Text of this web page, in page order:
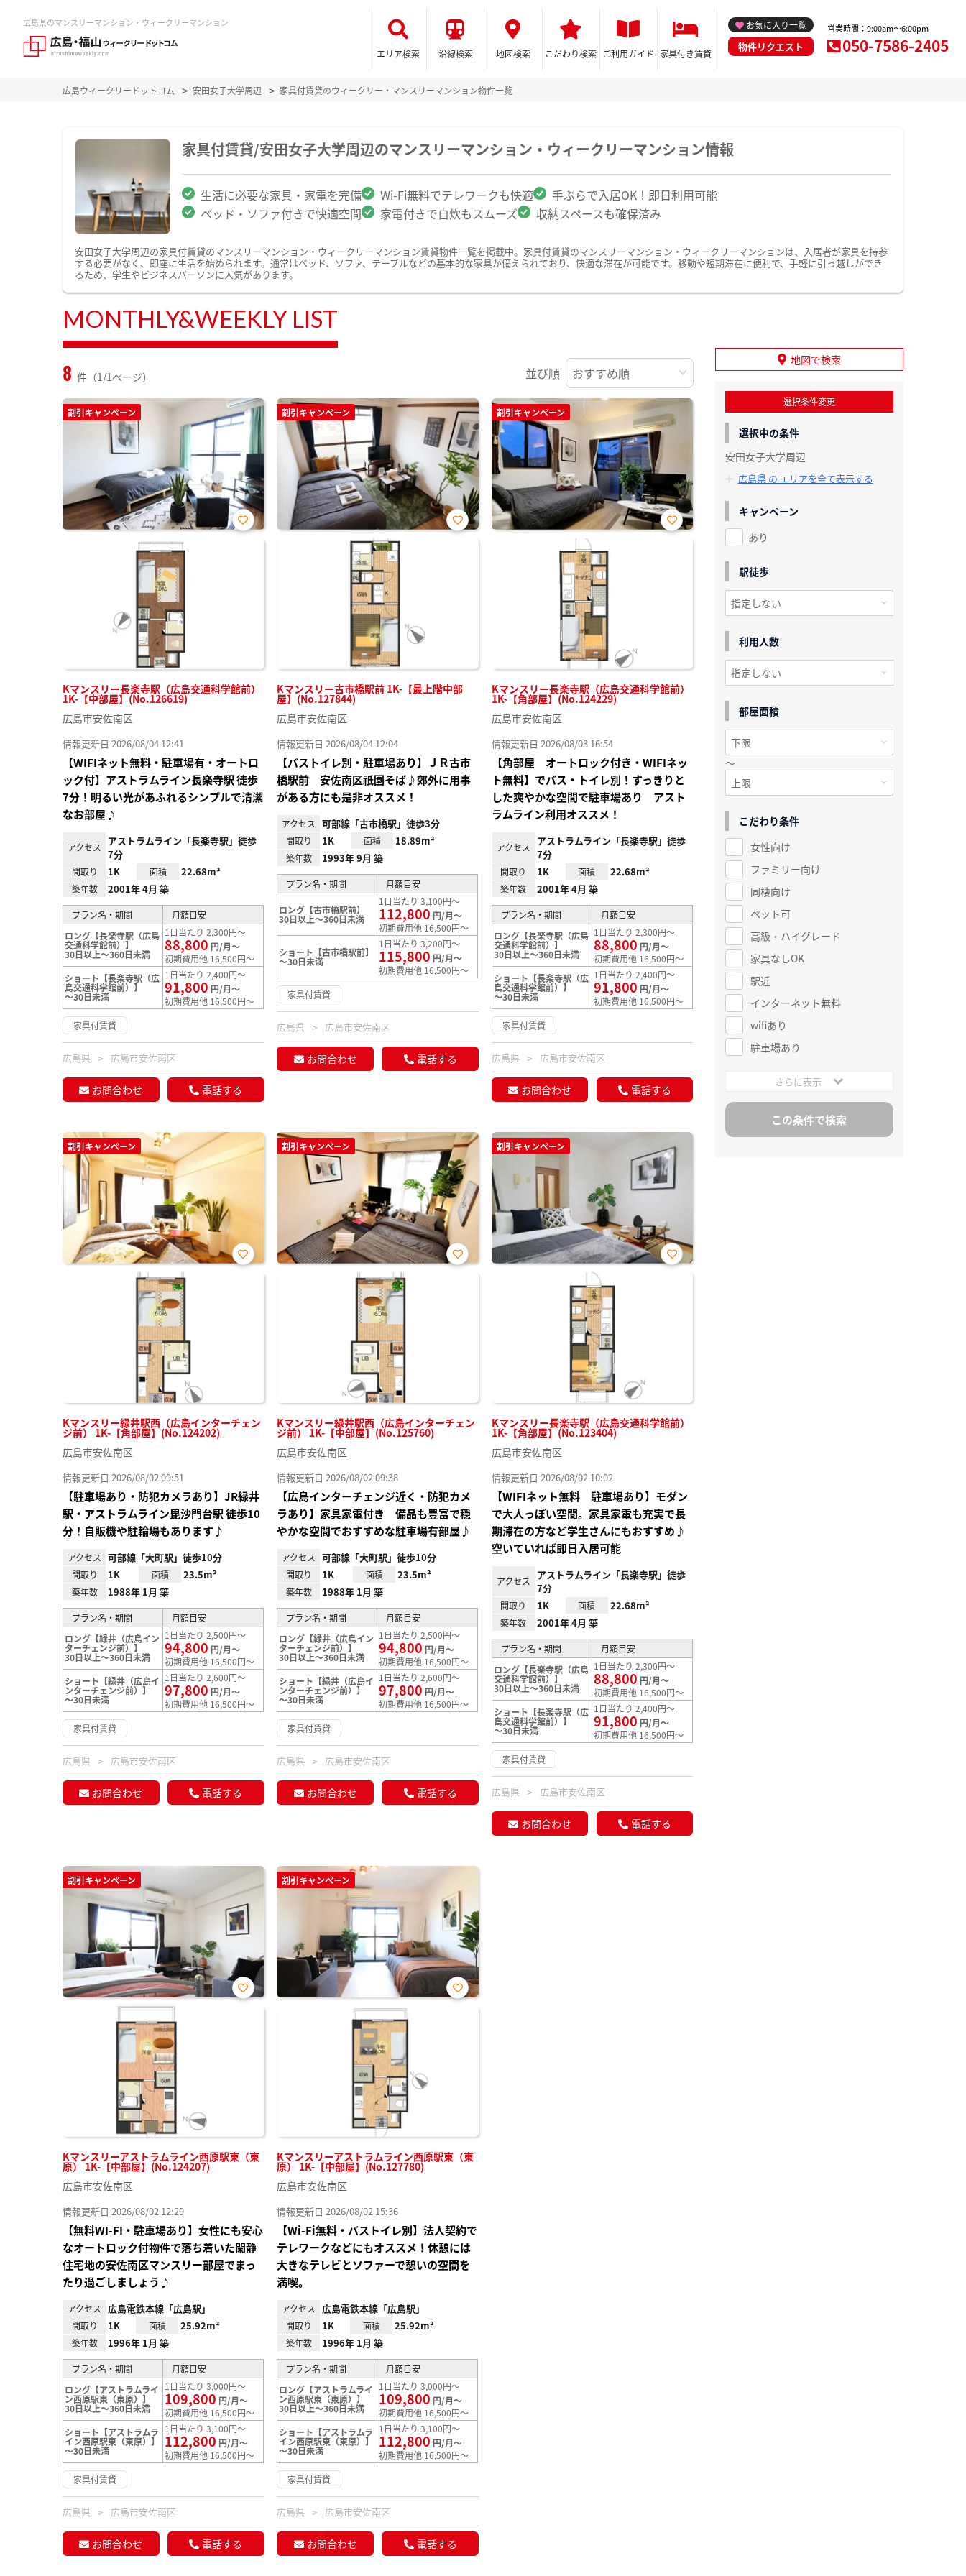
広島県のマンスリーマンション・ウィークリーマンション
エリア検索 沿線検索 地図検索 こだわり検索 ご利用ガイド 家具付き賃貸
お気に入り一覧
物件リクエスト
営業時間：9:00am～6:00pm
050-7586-2405
広島ウィークリードットコム 安田女子大学周辺 家具付賃貸のウィークリー・マンスリーマンション物件一覧
家具付賃貸/安田女子大学周辺のマンスリーマンション・ウィークリーマンション情報
生活に必要な家具・家電を完備 Wi-Fi無料でテレワークも快適
手ぶらで入居OK！即日利用可能
ベッド・ソファ付きで快適空間
家電付きで自炊もスムーズ 収納スペースも確保済み
安田女子大学周辺の家具付賃貸のマンスリーマンション・ウィークリーマンション賃貸物件一覧を掲載中。家具付賃貸のマンスリーマンション・ウィークリーマンションは、入居者が家具を持参
する必要がなく、即座に生活を始められます。通常はベッド、ソファ、テーブルなどの基本的な家具が備えられており、快適な滞在が可能です。移動や短期滞在に便利で、手軽に引っ越しができ
るため、学生やビジネスパーソンに人気があります。
MONTHLY&WEEKLY LIST
8 件（1/1ページ） 並び順
割引キャンペーン
Kマンスリー長楽寺駅（広島交通科学館前）
1K-【中部屋】(No.126619)
お気
広島市安佐南区
情報更新日 2026/08/04 12:41
【WIFIネット無料・駐車場有・オートロ
ック付】アストラムライン長楽寺駅 徒歩
7分！明るい光があふれるシンプルで清潔
なお部屋♪
アクセス
アストラムライン「長楽寺駅」徒歩
7分
間取り 1K 面積 22.68m²
築年数 2001年 4月 築
プラン名・期間
月額目安
ロング【長楽寺駅（広島
交通科学館前）】
30日以上～360日未満
1日当たり 2,300円～
88,800 円/月～
初期費用他 16,500円～
ショート【長楽寺駅（広
島交通科学館前）】
～30日未満
1日当たり 2,400円～
91,800 円/月～
初期費用他 16,500円～
家具付賃貸
広島県 広島市安佐南区
お問合わせ 電話する
割引キャンペーン
Kマンスリー古市橋駅前 1K-【最上階中部
屋】(No.127844)
お気
広島市安佐南区
情報更新日 2026/08/04 12:04
【バストイレ別・駐車場あり】ＪＲ古市
橋駅前 安佐南区祇園そば♪郊外に用事
がある方にも是非オススメ！
アクセス 可部線「古市橋駅」徒歩3分
間取り 1K 面積 18.89m²
築年数 1993年 9月 築
プラン名・期間 月額目安
ロング【古市橋駅前】
30日以上～360日未満
1日当たり 3,100円～
112,800 円/月～
初期費用他 16,500円～
ショート【古市橋駅前】
～30日未満
1日当たり 3,200円～
115,800 円/月～
初期費用他 16,500円～
家具付賃貸
広島県 広島市安佐南区
お問合わせ 電話する
割引キャンペーン
Kマンスリー長楽寺駅（広島交通科学館前）
1K-【角部屋】(No.124229)
お気
広島市安佐南区
情報更新日 2026/08/03 16:54
【角部屋 オートロック付き・WIFIネッ
ト無料】でバス・トイレ別！すっきりと
した爽やかな空間で駐車場あり アスト
ラムライン利用オススメ！
アクセス
アストラムライン「長楽寺駅」徒歩
7分
間取り 1K 面積 22.68m²
築年数 2001年 4月 築
プラン名・期間
月額目安
ロング【長楽寺駅（広島
交通科学館前）】
30日以上～360日未満
1日当たり 2,300円～
88,800 円/月～
初期費用他 16,500円～
ショート【長楽寺駅（広
島交通科学館前）】
～30日未満
1日当たり 2,400円～
91,800 円/月～
初期費用他 16,500円～
家具付賃貸
広島県 広島市安佐南区
お問合わせ 電話する
割引キャンペーン
Kマンスリー緑井駅西（広島インターチェン
ジ前） 1K-【角部屋】(No.124202)
お気
広島市安佐南区
情報更新日 2026/08/02 09:51
【駐車場あり・防犯カメラあり】JR緑井
駅・アストラムライン毘沙門台駅 徒歩10
分！自販機や駐輪場もあります♪
アクセス 可部線「大町駅」徒歩10分
間取り 1K 面積 23.5m²
築年数 1988年 1月 築
プラン名・期間
月額目安
ロング【緑井（広島イン
ターチェンジ前）】
30日以上～360日未満
1日当たり 2,500円～
94,800 円/月～
初期費用他 16,500円～
ショート【緑井（広島イ
ンターチェンジ前）】
～30日未満
1日当たり 2,600円～
97,800 円/月～
初期費用他 16,500円～
家具付賃貸
広島県 広島市安佐南区
お問合わせ 電話する
割引キャンペーン
Kマンスリー緑井駅西（広島インターチェン
ジ前） 1K-【中部屋】(No.125760)
お気
広島市安佐南区
情報更新日 2026/08/02 09:38
【広島インターチェンジ近く・防犯カメ
ラあり】家具家電付き 備品も豊富で穏
やかな空間でおすすめな駐車場有部屋♪
アクセス 可部線「大町駅」徒歩10分
間取り 1K 面積 23.5m²
築年数 1988年 1月 築
プラン名・期間
月額目安
ロング【緑井（広島イン
ターチェンジ前）】
30日以上～360日未満
1日当たり 2,500円～
94,800 円/月～
初期費用他 16,500円～
ショート【緑井（広島イ
ンターチェンジ前）】
～30日未満
1日当たり 2,600円～
97,800 円/月～
初期費用他 16,500円～
家具付賃貸
広島県 広島市安佐南区
お問合わせ 電話する
割引キャンペーン
Kマンスリー長楽寺駅（広島交通科学館前）
1K-【角部屋】(No.123404)
お気
広島市安佐南区
情報更新日 2026/08/02 10:02
【WIFIネット無料 駐車場あり】モダン
で大人っぽい空間。家具家電も充実で長
期滞在の方など学生さんにもおすすめ♪
空いていれば即日入居可能
アクセス
アストラムライン「長楽寺駅」徒歩
7分
間取り 1K 面積 22.68m²
築年数 2001年 4月 築
プラン名・期間
月額目安
ロング【長楽寺駅（広島
交通科学館前）】
30日以上～360日未満
1日当たり 2,300円～
88,800 円/月～
初期費用他 16,500円～
ショート【長楽寺駅（広
島交通科学館前）】
～30日未満
1日当たり 2,400円～
91,800 円/月～
初期費用他 16,500円～
家具付賃貸
広島県 広島市安佐南区
お問合わせ 電話する
割引キャンペーン
Kマンスリーアストラムライン西原駅東（東
原） 1K-【中部屋】(No.124207)
お気
広島市安佐南区
情報更新日 2026/08/02 12:29
【無料WI-FI・駐車場あり】女性にも安心
なオートロック付物件で落ち着いた閑静
住宅地の安佐南区マンスリー部屋でまっ
たり過ごしましょう♪
アクセス 広島電鉄本線「広島駅」
間取り 1K 面積 25.92m²
築年数 1996年 1月 築
プラン名・期間
月額目安
ロング【アストラムライ
ン西原駅東（東原）】
30日以上～360日未満
1日当たり 3,000円～
109,800 円/月～
初期費用他 16,500円～
ショート【アストラムラ
イン西原駅東（東原）】
～30日未満
1日当たり 3,100円～
112,800 円/月～
初期費用他 16,500円～
家具付賃貸
広島県 広島市安佐南区
お問合わせ 電話する
割引キャンペーン
Kマンスリーアストラムライン西原駅東（東
原） 1K-【中部屋】(No.127780)
お気
広島市安佐南区
情報更新日 2026/08/02 15:36
【Wi-Fi無料・バストイレ別】法人契約で
テレワークなどにもオススメ！休憩には
大きなテレビとソファーで憩いの空間を
満喫。
アクセス 広島電鉄本線「広島駅」
間取り 1K 面積 25.92m²
築年数 1996年 1月 築
プラン名・期間
月額目安
ロング【アストラムライ
ン西原駅東（東原）】
30日以上～360日未満
1日当たり 3,000円～
109,800 円/月～
初期費用他 16,500円～
ショート【アストラムラ
イン西原駅東（東原）】
～30日未満
1日当たり 3,100円～
112,800 円/月～
初期費用他 16,500円～
家具付賃貸
広島県 広島市安佐南区
お問合わせ 電話する
地図で検索
選択条件変更
選択中の条件
安田女子大学周辺
広島県 の エリアを全て表示する
キャンペーン
あり
駅徒歩
利用人数
部屋面積
～
こだわり条件
女性向け
ファミリー向け
同棲向け
ペット可
高級・ハイグレード
家具なしOK
駅近
インターネット無料
wifiあり
駐車場あり
さらに表示